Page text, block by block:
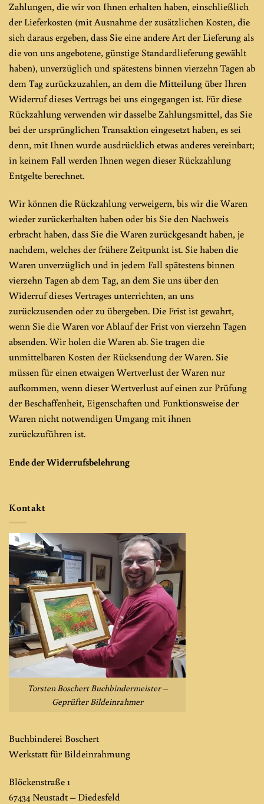
Zahlungen, die wir von Ihnen erhalten haben, einschließlich
der Lieferkosten (mit Ausnahme der zusätzlichen Kosten, die
sich daraus ergeben, dass Sie eine andere Art der Lieferung als
die von uns angebotene, günstige Standardlieferung gewählt
haben), unverzüglich und spätestens binnen vierzehn Tagen ab
dem Tag zurückzuzahlen, an dem die Mitteilung über Ihren
Widerruf dieses Vertrags bei uns eingegangen ist. Für diese
Rückzahlung verwenden wir dasselbe Zahlungsmittel, das Sie
bei der ursprünglichen Transaktion eingesetzt haben, es sei
denn, mit Ihnen wurde ausdrücklich etwas anderes vereinbart;
in keinem Fall werden Ihnen wegen dieser Rückzahlung
Entgelte berechnet.
Wir können die Rückzahlung verweigern, bis wir die Waren
wieder zurückerhalten haben oder bis Sie den Nachweis
erbracht haben, dass Sie die Waren zurückgesandt haben, je
nachdem, welches der frühere Zeitpunkt ist. Sie haben die
Waren unverzüglich und in jedem Fall spätestens binnen
vierzehn Tagen ab dem Tag, an dem Sie uns über den
Widerruf dieses Vertrages unterrichten, an uns
zurückzusenden oder zu übergeben. Die Frist ist gewahrt,
wenn Sie die Waren vor Ablauf der Frist von vierzehn Tagen
absenden. Wir holen die Waren ab. Sie tragen die
unmittelbaren Kosten der Rücksendung der Waren. Sie
müssen für einen etwaigen Wertverlust der Waren nur
aufkommen, wenn dieser Wertverlust auf einen zur Prüfung
der Beschaffenheit, Eigenschaften und Funktionsweise der
Waren nicht notwendigen Umgang mit ihnen
zurückzuführen ist.
Ende der Widerrufsbelehrung
Kontakt
Torsten Boschert Buchbindermeister –
Geprüfter Bildeinrahmer
Buchbinderei Boschert
Werkstatt für Bildeinrahmung
Blöckenstraße 1
67434 Neustadt – Diedesfeld